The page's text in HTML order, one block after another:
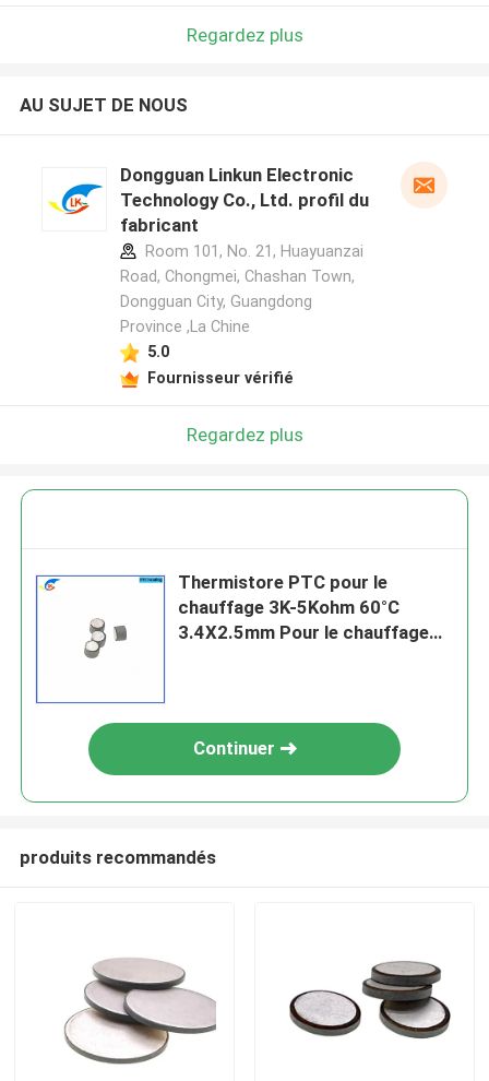
Regardez plus
AU SUJET DE NOUS
Dongguan Linkun Electronic
Technology Co., Ltd. profil du
fabricant
Room 101, No. 21, Huayuanzai
Road, Chongmei, Chashan Town,
Dongguan City, Guangdong
Province ,La Chine
5.0
Fournisseur vérifié
Regardez plus
Thermistore PTC pour le
chauffage 3K-5Kohm 60°C
3.4X2.5mm Pour le chauffage
Continuer
produits recommandés